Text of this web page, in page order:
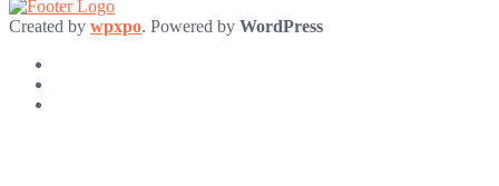
Created by wpxpo. Powered by WordPress